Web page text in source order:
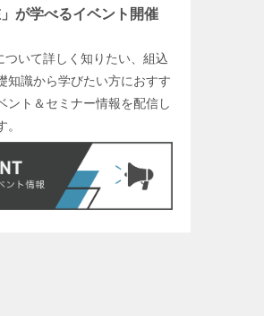
」が学べるイベント開催
ついて詳しく知りたい、組込
知識から学びたい方におすす
ント＆セミナー情報を配信し
。